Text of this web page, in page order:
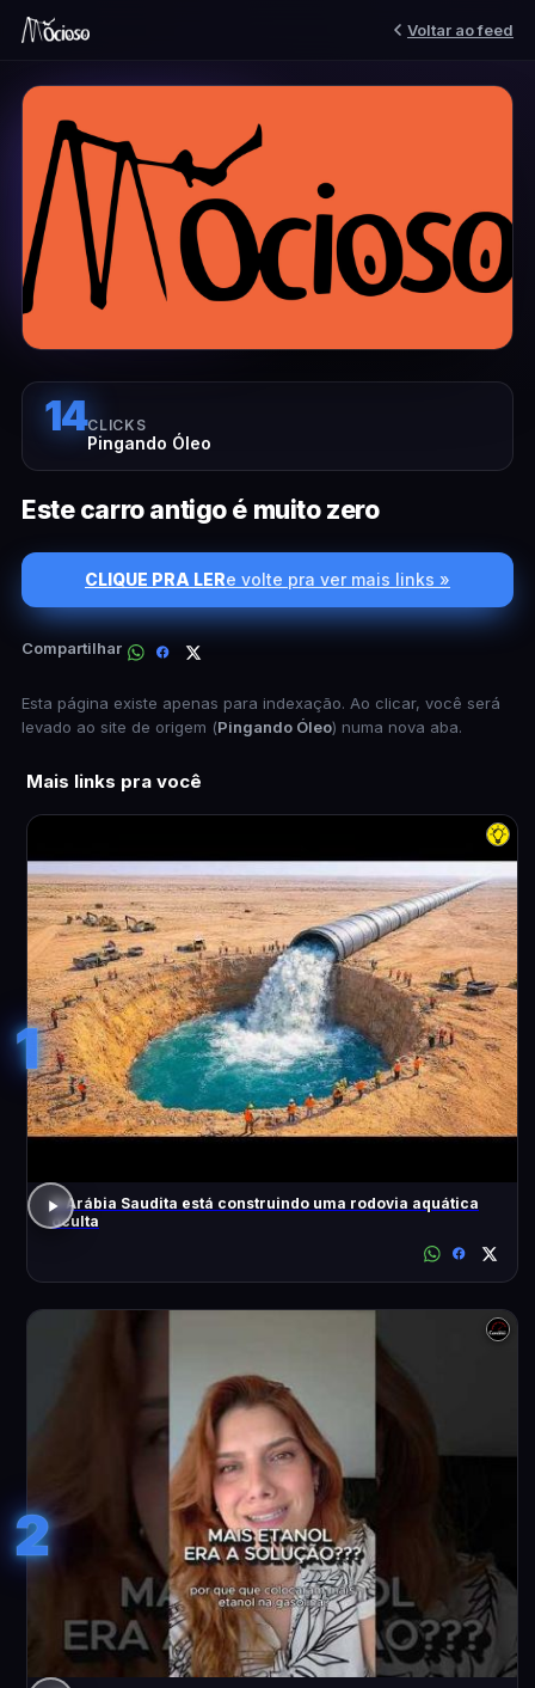
Voltar ao feed
14CLICKS
Pingando Óleo
Este carro antigo é muito zero
CLIQUE PRA LERe volte pra ver mais links »
Compartilhar
Esta página existe apenas para indexação. Ao clicar, você será
levado ao site de origem (Pingando Óleo) numa nova aba.
Mais links pra você
1
A Arábia Saudita está construindo uma rodovia aquática
oculta
2